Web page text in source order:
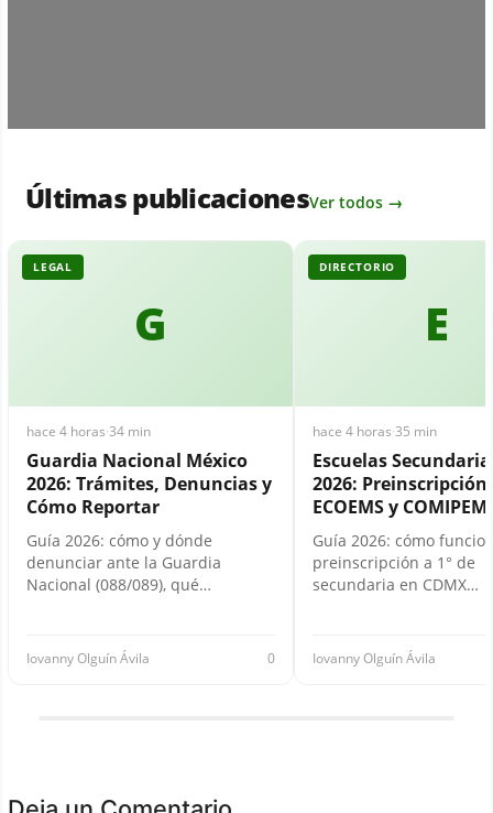
Últimas publicacionesVer todos →
G
LEGAL
hace 4 horas·34 min
Guardia Nacional México
2026: Trámites, Denuncias y
Cómo Reportar
Guía 2026: cómo y dónde
denunciar ante la Guardia
Nacional (088/089), qué…
Iovanny Olguín Ávila 0
E
DIRECTORIO
hace 4 horas·35 min
Escuelas
2026: Preinscripción,
ECOEMS y
Guía 2026: cómo
preinscripción a 1° de
secundaria en CDMX…
Iovanny Olguín Ávila